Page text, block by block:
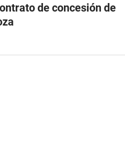
de concesión de